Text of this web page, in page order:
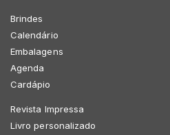
Brindes
Calendário
Embalagens
Agenda
Cardápio
Revista Impressa
Livro personalizado